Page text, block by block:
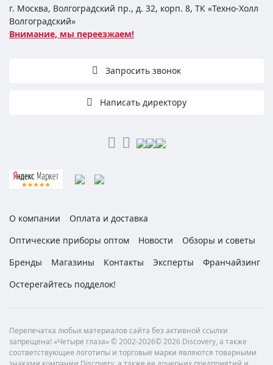
г. Москва, Волгоградский пр., д. 32, корп. 8, ТК «Техно-Холл
Волгоградский»
Внимание, мы переезжаем!
Запросить звонок
Написать директору
О компании
Оплата и доставка
Оптические приборы оптом
Новости
Обзоры и советы
Бренды
Магазины Контакты Эксперты
Франчайзинг
Остерегайтесь подделок!
Перепечатка любых материалов сайта без активной ссылки
запрещена! «Четыре глаза» © 2002-2026© 2026 Discovery, а также
соответствующие логотипы и торговые марки являются товарными